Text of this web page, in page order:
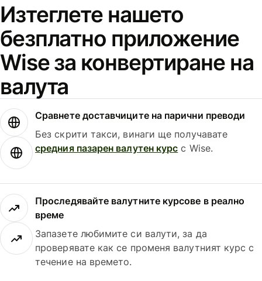
Изтеглете нашето
безплатно приложение
Wise за конвертиране на
валута
Сравнете доставчиците на парични преводи
Без скрити такси, винаги ще получавате
средния пазарен валутен курс с Wise.
Проследявайте валутните курсове в реално
време
Запазете любимите си валути, за да
проверявате как се променя валутният курс с
течение на времето.